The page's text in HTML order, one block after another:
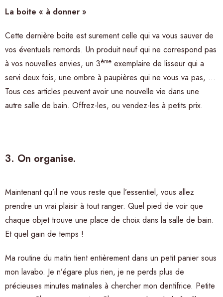
La boite « à donner »
Cette dernière boite est surement celle qui va vous sauver de
vos éventuels remords. Un produit neuf qui ne correspond pas
à vos nouvelles envies, un 3ème exemplaire de lisseur qui a
servi deux fois, une ombre à paupières qui ne vous va pas, …
Tous ces articles peuvent avoir une nouvelle vie dans une
autre salle de bain. Offrez-les, ou vendez-les à petits prix.
3. On organise.
Maintenant qu’il ne vous reste que l’essentiel, vous allez
prendre un vrai plaisir à tout ranger. Quel pied de voir que
chaque objet trouve une place de choix dans la salle de bain.
Et quel gain de temps !
Ma routine du matin tient entièrement dans un petit panier sous
mon lavabo. Je n’égare plus rien, je ne perds plus de
précieuses minutes matinales à chercher mon dentifrice. Petite